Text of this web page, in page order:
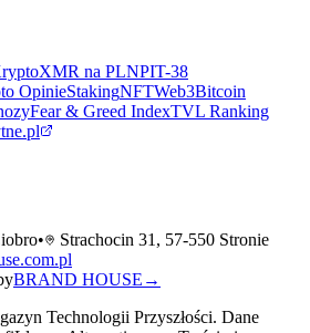
XMR na PLNPIT-38
OpinieStakingNFTWeb3Bitcoin
Fear & Greed IndexTVL Ranking
•
Strachocin 31, 57-550 Stronie
BRAND HOUSE →
Technologii Przyszłości. Dane